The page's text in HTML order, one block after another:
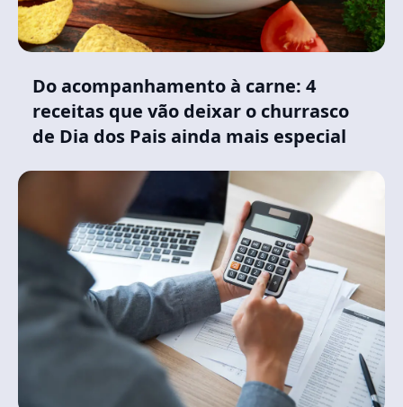
Do acompanhamento à carne: 4
receitas que vão deixar o churrasco
de Dia dos Pais ainda mais especial